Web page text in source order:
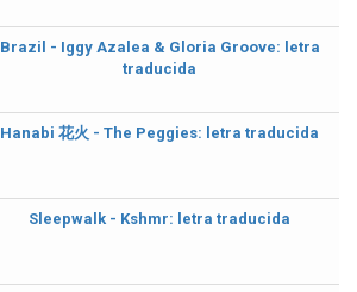
Brazil - Iggy Azalea & Gloria Groove: letra
traducida
Hanabi 花火 - The Peggies: letra traducida
Sleepwalk - Kshmr: letra traducida